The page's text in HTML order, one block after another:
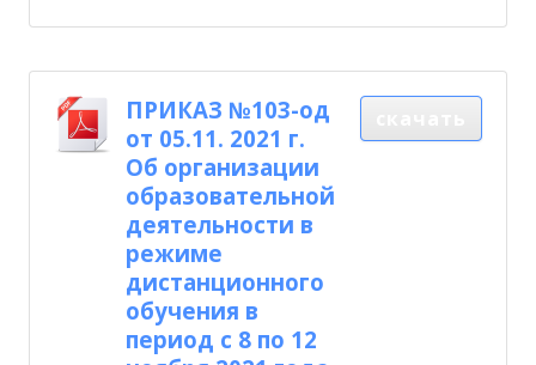
ПРИКАЗ №103-од
от 05.11. 2021 г.
Об организации
образовательной
деятельности в
режиме
дистанционного
обучения в
период с 8 по 12